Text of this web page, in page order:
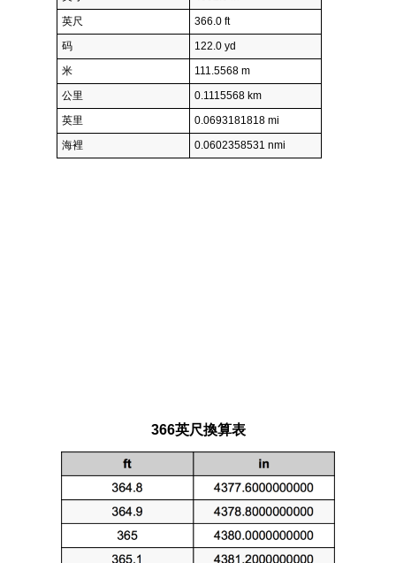
英尺
366.0 ft
码
122.0 yd
米
111.5568 m
公里
0.1115568 km
英里
0.0693181818 mi
海裡
0.0602358531 nmi
366英尺換算表